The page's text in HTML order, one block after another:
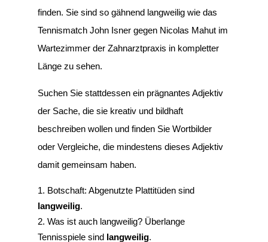
finden. Sie sind so gähnend langweilig wie das
Tennismatch John Isner gegen Nicolas Mahut im
Wartezimmer der Zahnarztpraxis in kompletter
Länge zu sehen.
Suchen Sie stattdessen ein prägnantes Adjektiv
der Sache, die sie kreativ und bildhaft
beschreiben wollen und finden Sie Wortbilder
oder Vergleiche, die mindestens dieses Adjektiv
damit gemeinsam haben.
Botschaft: Abgenutzte Plattitüden sind
langweilig.
Was ist auch langweilig? Überlange
Tennisspiele sind langweilig.